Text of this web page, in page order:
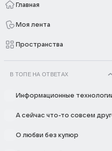
Главная
Моя лента
Пространства
В ТОПЕ НА ОТВЕТАХ
Информационные
А сейчас что-то совсем
О любви без купюр